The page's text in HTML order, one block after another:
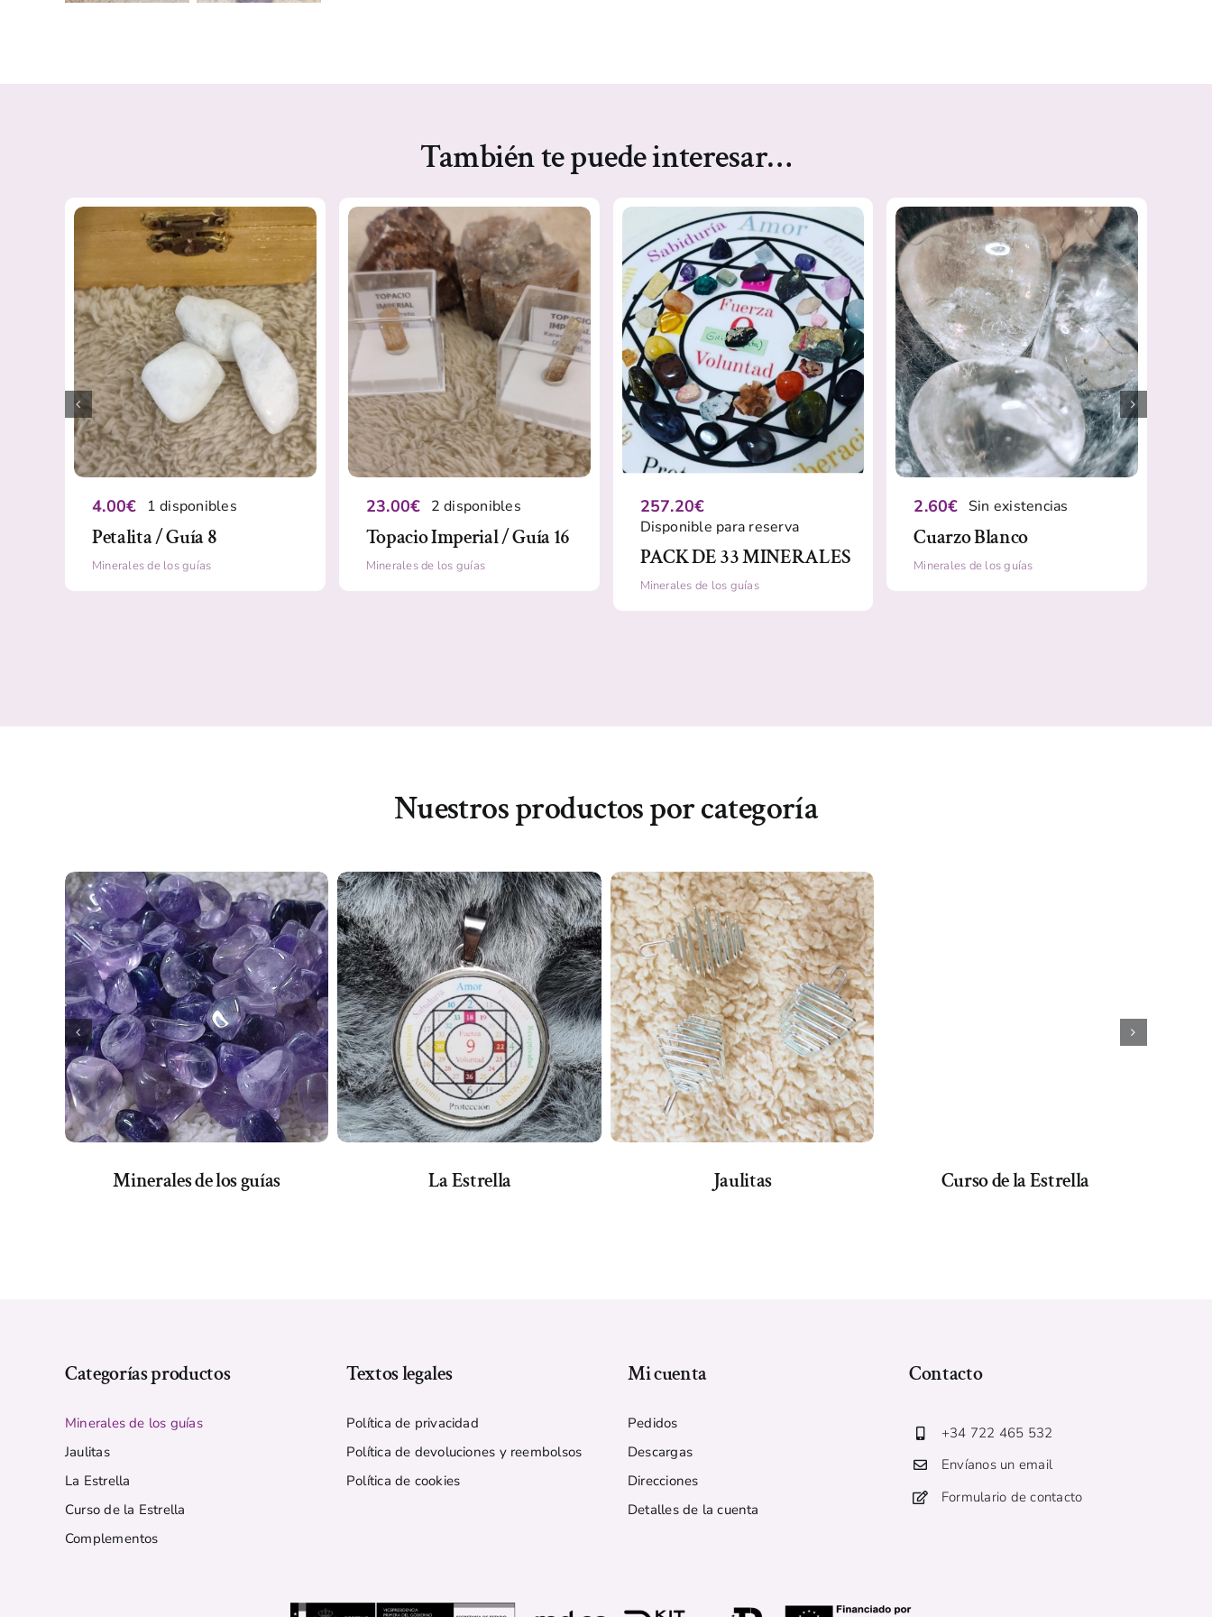
También te puede interesar…
4.00€ 1 disponibles
Petalita / Guía 8
Minerales de los guías
23.00€ 2 disponibles
Topacio Imperial / Guía 16
Minerales de los guías
257.20€
Disponible para reserva
PACK DE 33 MINERALES
Minerales de los guías
2.60€ Sin existencias
Cuarzo Blanco
Minerales de los guías
Nuestros productos por categoría
Minerales de los guías La Estrella Jaulitas Curso de la Estrella
Categorías productos
Minerales de los guías
Jaulitas
La Estrella
Curso de la Estrella
Complementos
Textos legales
Política de privacidad
Política de devoluciones y reembolsos
Política de cookies
Mi cuenta
Pedidos
Descargas
Direcciones
Detalles de la cuenta
Contacto
+34 722 465 532
Envíanos un email
Formulario de contacto